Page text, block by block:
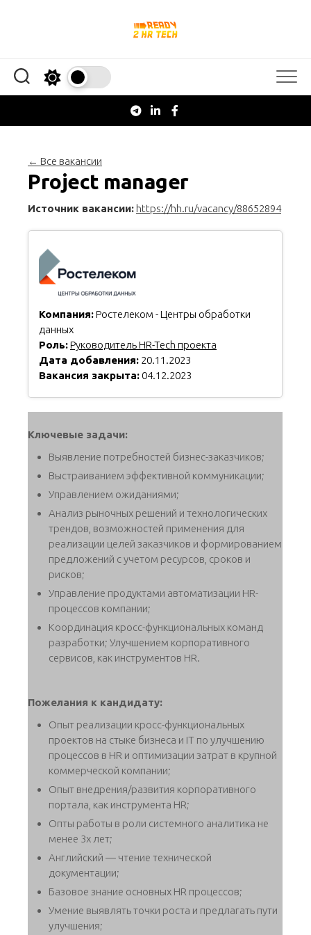
← Все вакансии
Project manager
Источник вакансии: https://hh.ru/vacancy/88652894
Компания:Ростелеком - Центры обработки
данных
Роль:Руководитель HR-Tech проекта
Дата добавления: 20.11.2023
Вакансия закрыта: 04.12.2023
Ключевые задачи:
Выявление потребностей бизнес-заказчиков;
Выстраиванием эффективной коммуникации;
Управлением ожиданиями;
Анализ рыночных решений и технологических
трендов, возможностей применения для
реализации целей заказчиков и формированием
предложений с учетом ресурсов, сроков и
рисков;
Управление продуктами автоматизации HR-
процессов компании;
Координация кросс-функциональных команд
разработки; Улучшением корпоративного
сервисов, как инструментов HR.
Пожелания к кандидату:
Опыт реализации кросс-функциональных
проектов на стыке бизнеса и IT по улучшению
процессов в HR и оптимизации затрат в крупной
коммерческой компании;
Опыт внедрения/развития корпоративного
портала, как инструмента HR;
Опты работы в роли системного аналитика не
менее 3х лет;
Английский — чтение технической
документации;
Базовое знание основных HR процессов;
Умение выявлять точки роста и предлагать пути
улучшения;